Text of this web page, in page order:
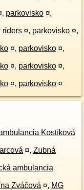
, parkovisko ¤,
riders ¤, parkovisko ¤,
¤, parkovisko ¤,
¤, parkovisko ¤,
¤, parkovisko ¤
Kostíková
¤, Zubná
ambulancia
Zváčová ¤, MG